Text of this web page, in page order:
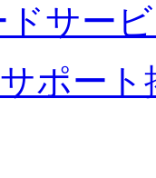
サー
サポート